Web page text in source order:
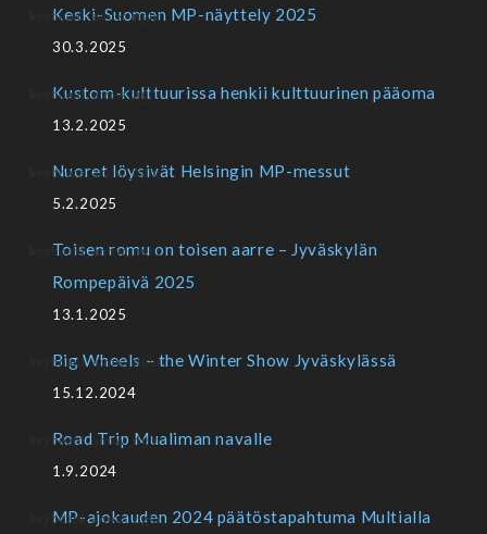
Keski-Suomen MP-näyttely 2025
30.3.2025
Kustom-kulttuurissa henkii kulttuurinen pääoma
13.2.2025
Nuoret löysivät Helsingin MP-messut
5.2.2025
Toisen romu on toisen aarre – Jyväskylän
Rompepäivä 2025
13.1.2025
Big Wheels – the Winter Show Jyväskylässä
15.12.2024
Road Trip Mualiman navalle
1.9.2024
MP-ajokauden 2024 päätöstapahtuma Multialla